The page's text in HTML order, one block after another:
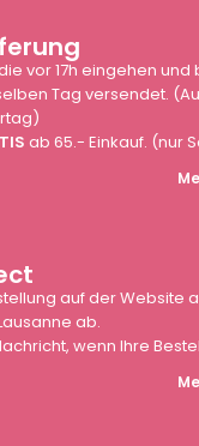
vor 17h eingehen und
Tag versendet.
ab 65.- Einkauf. (nur
auf der Website
ab.
wenn Ihre